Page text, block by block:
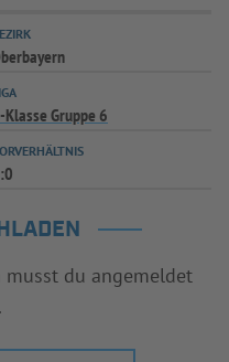
Klasse Gruppe 6
musst du angemeldet